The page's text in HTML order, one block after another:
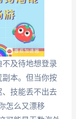
及待地想登录
副本。但当你按
技能丢不出去
怎么又漂移